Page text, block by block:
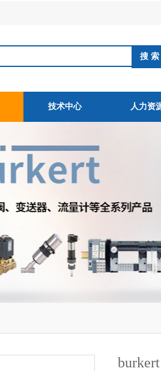
技术中心 人力资